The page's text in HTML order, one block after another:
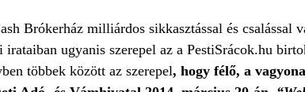
Brókerház milliárdos sikkasztással és csalással
ugyanis szerepel az a PestiSrácok.hu
többek között az szerepel, hogy félő, a